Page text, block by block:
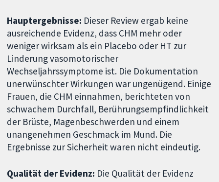
Hauptergebnisse: Dieser Review ergab keine
ausreichende Evidenz, dass CHM mehr oder
weniger wirksam als ein Placebo oder HT zur
Linderung vasomotorischer
Wechseljahrssymptome ist. Die Dokumentation
unerwünschter Wirkungen war ungenügend. Einige
Frauen, die CHM einnahmen, berichteten von
schwachem Durchfall, Berührungsempfindlichkeit
der Brüste, Magenbeschwerden und einem
unangenehmen Geschmack im Mund. Die
Ergebnisse zur Sicherheit waren nicht eindeutig.
Qualität der Evidenz: Die Qualität der Evidenz